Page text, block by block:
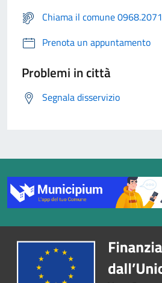
Chiama il comune 0968.2071
Prenota un appuntamento
Problemi in città
Segnala disservizio